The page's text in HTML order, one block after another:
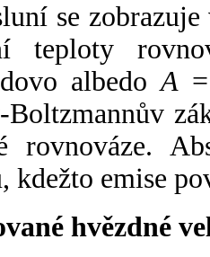
se
teploty
albedoA
Boltzmannův
rovnováze.
kdežto emise
hvězdné